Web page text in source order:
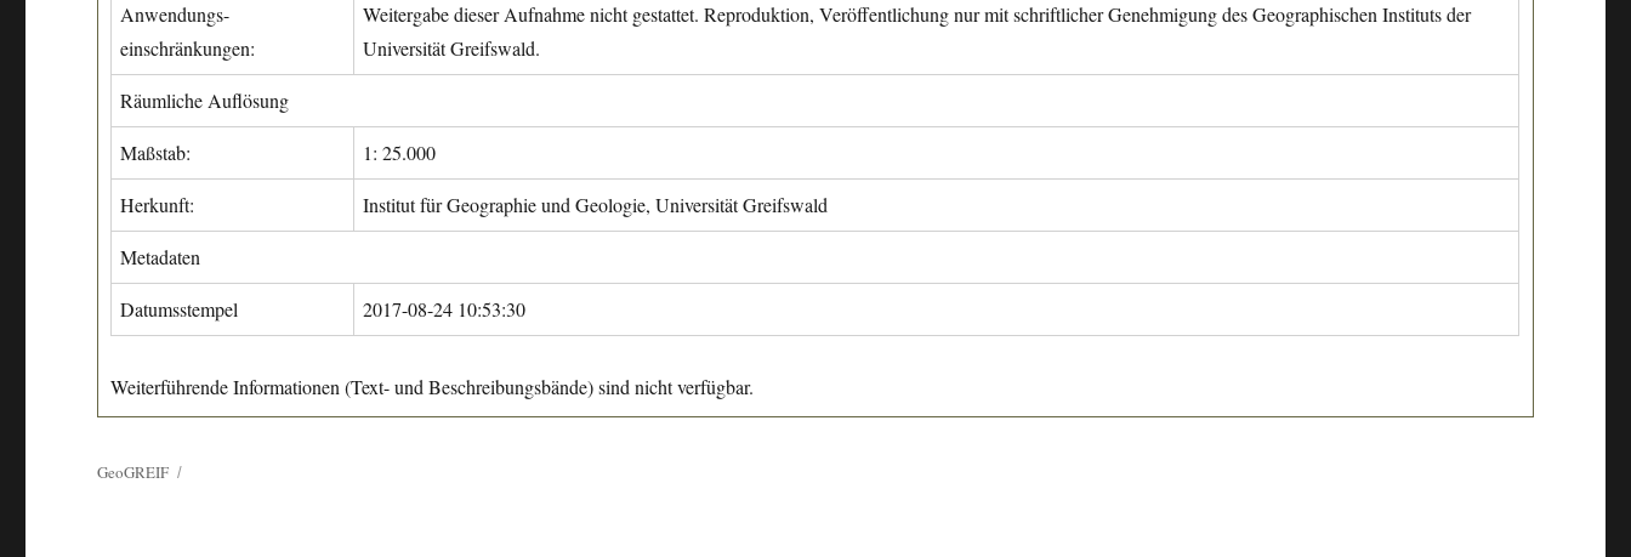
Anwendungs-
einschränkungen:
Weitergabe dieser Aufnahme nicht gestattet. Reproduktion, Veröffentlichung nur mit schriftlicher Genehmigung des Geographischen Instituts der
Universität Greifswald.
Räumliche Auflösung
Maßstab: 1: 25.000
Herkunft: Institut für Geographie und Geologie, Universität Greifswald
Metadaten
Datumsstempel 2017-08-24 10:53:30
Weiterführende Informationen (Text- und Beschreibungsbände) sind nicht verfügbar.
GeoGREIF